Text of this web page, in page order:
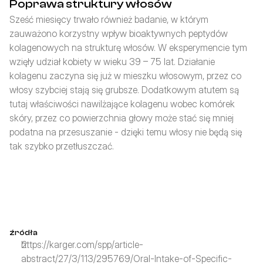
Poprawa struktury włosów
Sześć miesięcy trwało również badanie, w którym
zauważono korzystny wpływ bioaktywnych peptydów
kolagenowych na strukturę włosów. W eksperymencie tym
wzięły udział kobiety w wieku 39 – 75 lat. Działanie
kolagenu zaczyna się już w mieszku włosowym, przez co
włosy szybciej stają się grubsze. Dodatkowym atutem są
tutaj właściwości nawilżające kolagenu wobec komórek
skóry, przez co powierzchnia głowy może stać się mniej
podatna na przesuszanie - dzięki temu włosy nie będą się
tak szybko przetłuszczać.
źródła
https://karger.com/spp/article-
abstract/27/3/113/295769/Oral-Intake-of-Specific-